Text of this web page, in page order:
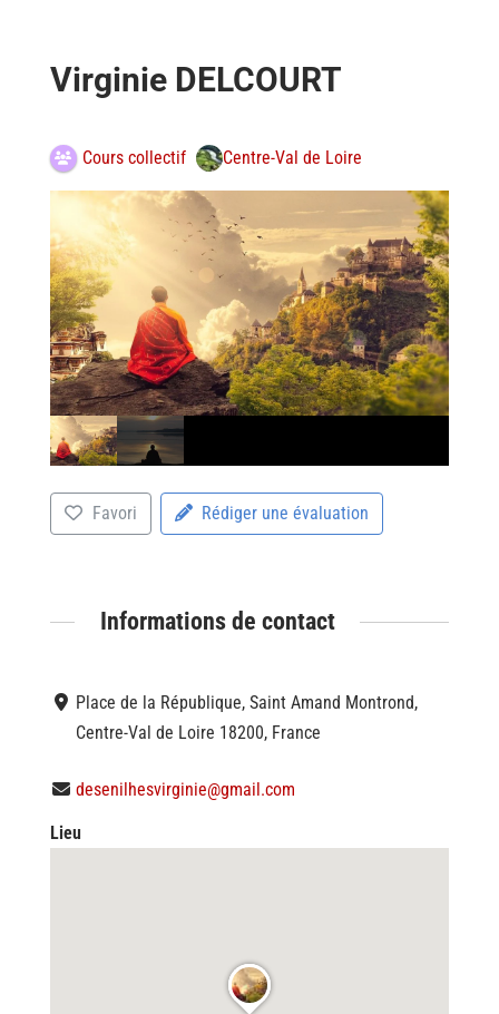
Virginie DELCOURT
Cours collectif Centre-Val de Loire
Favori Rédiger une évaluation
Informations de contact
Place de la République, Saint Amand Montrond,
Centre-Val de Loire 18200, France
desenilhesvirginie@gmail.com
Lieu